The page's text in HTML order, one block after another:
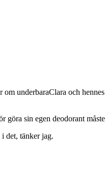
underbaraClara och
sin egen deodorant
det, tänker jag.